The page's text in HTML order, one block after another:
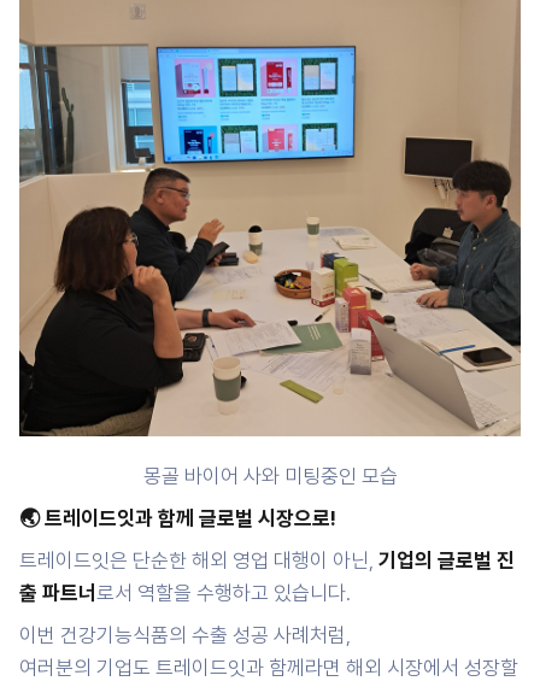
몽골 바이어 사와 미팅중인 모습
🌏 트레이드잇과 함께 글로벌 시장으로!
트레이드잇은 단순한 해외 영업 대행이 아닌, 기업의 글로벌 진
출 파트너 로서 역할을 수행하고 있습니다.
이번 건강기능식품의 수출 성공 사례처럼,
여러분의 기업도 트레이드잇과 함께라면 해외 시장에서 성장할